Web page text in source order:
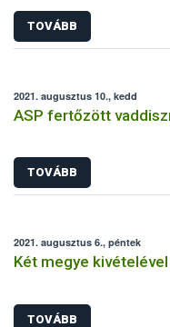
TOVÁBB
2021. augusztus 10., kedd
ASP fertőzött
TOVÁBB
2021. augusztus 6., péntek
Két megye
TOVÁBB